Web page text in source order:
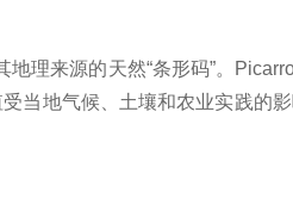
来源的天然“条形码”。
当地气候、土壤和农业实践的